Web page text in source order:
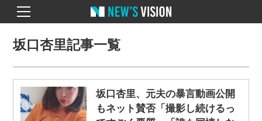
坂口杏里記事一覧
坂口杏里、元夫の暴言動画公開
もネット賛否「撮影し続けるっ